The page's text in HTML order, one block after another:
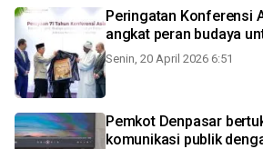
Peringatan Konferensi
angkat peran budaya
Senin, 20 April 2026 6:51
Pemkot Denpasar
komunikasi publik